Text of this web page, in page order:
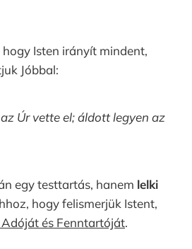
Isten irányít mindent,
Jóbbal:
Úr vette el; áldott legyen az
egy testtartás, hanem lelki
hogy felismerjük Istent,
és Fenntartóját.